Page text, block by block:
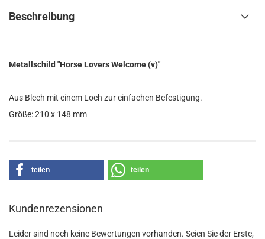
Beschreibung
Metallschild "Horse Lovers Welcome (v)"
Aus Blech mit einem Loch zur einfachen Befestigung.
Größe: 210 x 148 mm
teilen teilen
Kundenrezensionen
Leider sind noch keine Bewertungen vorhanden. Seien Sie der Erste,